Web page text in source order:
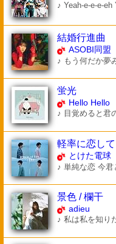
♪ Yeah-e-e-e-eh
結婚行進曲
ASOBI同盟
♪ もう何だか夢
蛍光
Hello Hello
♪ 目覚めると君
軽率に恋して
とけた電球
♪ 単純な恋 今
景色 / 欄干
adieu
♪ 私は私を知り